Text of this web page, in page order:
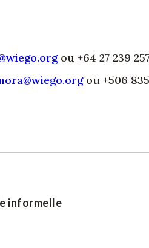
ou +64 27 239
ou +506
informelle